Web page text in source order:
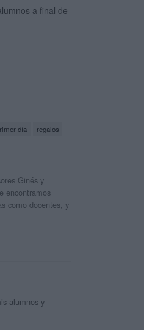
a final de
día
regalos
Ginés y
encontramos
como docentes, y
alumnos y